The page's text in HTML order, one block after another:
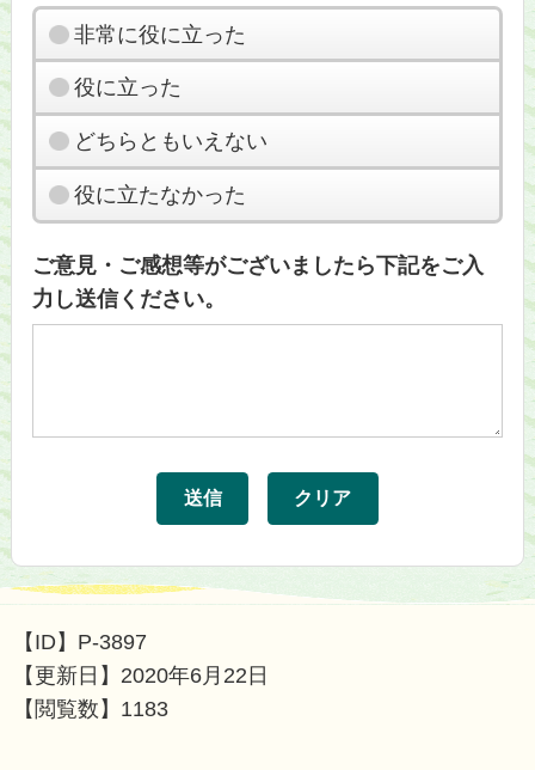
非常に役に立った
役に立った
どちらともいえない
役に立たなかった
ご意見・ご感想等がございましたら下記をご入
力し送信ください。
【ID】 P-3897
【更新日】 2020年6月22日
【閲覧数】 1183